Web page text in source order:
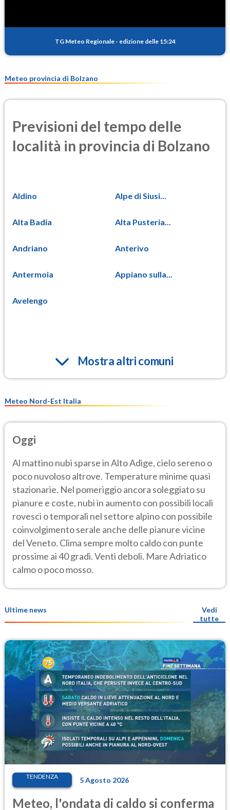
TG Meteo Regionale - edizione delle 15:24
Meteo provincia di Bolzano
Previsioni del tempo delle
località in provincia di Bolzano
Aldino Alpe di Siusi...
Alta Badia Alta Pusteria...
Andriano Anterivo
Antermoia Appiano sulla...
Avelengo
Mostra altri comuni
Meteo Nord-Est Italia
Oggi
Al mattino nubi sparse in Alto Adige, cielo sereno o
poco nuvoloso altrove. Temperature minime quasi
stazionarie. Nel pomeriggio ancora soleggiato su
pianure e coste, nubi in aumento con possibili locali
rovesci o temporali nel settore alpino con possibile
coinvolgimento serale anche delle pianure vicine
del Veneto. Clima sempre molto caldo con punte
prossime ai 40 gradi. Venti deboli. Mare Adriatico
calmo o poco mosso.
Ultime news
Vedi
tutte
TENDENZA 5 Agosto 2026
Meteo, l'ondata di caldo si conferma